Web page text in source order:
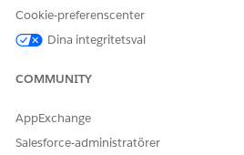
använda samma kunduppgiftsmall.
Cookie-preferenscenter
Dina integritetsval
COMMUNITY
AppExchange
Salesforce-administratörer